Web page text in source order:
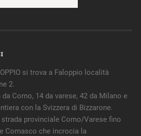
si trova a Faloppio località
2.
Como, 14 da varese, 42 da Milano e
con la Svizzera di Bizzarone.
provinciale Como/Varese fino
Comasco che incrocia la